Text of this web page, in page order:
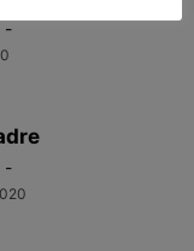
-
-